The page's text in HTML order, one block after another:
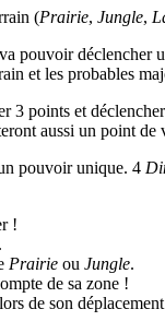
(Prairie, Jungle,
pouvoir déclencher
et les probables
3 points et
aussi un point de
pouvoir unique. 4
!
Prairie ou Jungle.
de sa zone !
de son